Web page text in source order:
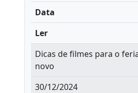
Data
Ler
Dicas de filmes para o
novo
30/12/2024